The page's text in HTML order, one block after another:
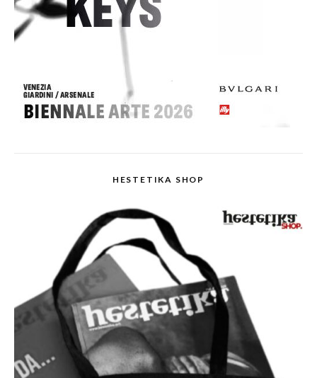
HESTETIKA SHOP